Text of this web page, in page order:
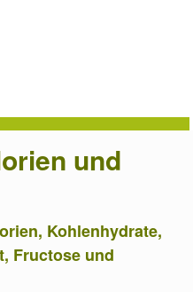
und
Kohlenhydrate,
Fructose und